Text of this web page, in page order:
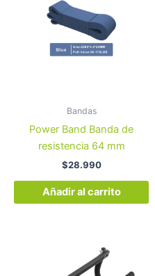
Bandas
Power Band Banda de
resistencia 64 mm
$28.990
Añadir al carrito